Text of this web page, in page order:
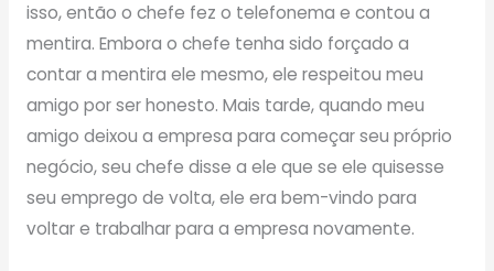
isso, então o chefe fez o telefonema e contou a
mentira. Embora o chefe tenha sido forçado a
contar a mentira ele mesmo, ele respeitou meu
amigo por ser honesto. Mais tarde, quando meu
amigo deixou a empresa para começar seu próprio
negócio, seu chefe disse a ele que se ele quisesse
seu emprego de volta, ele era bem-vindo para
voltar e trabalhar para a empresa novamente.